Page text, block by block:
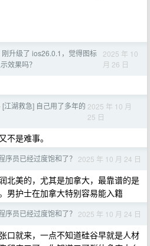
刚升级了 ios26.0.1，觉得图标
效果吗？
2025 年 10
月 26 日
[江湖救急] 自己用了多年的 2025 年 10 月
25 日
不是难事。
序员已经过度饱和了？ 2025 年 10 月 24 日
北美的，尤其是加拿大，最靠谱的是
男护士在加拿大特别容易能入籍
序员已经过度饱和了？ 2025 年 10 月 24 日
口就来，一点不知道硅谷早就是人材